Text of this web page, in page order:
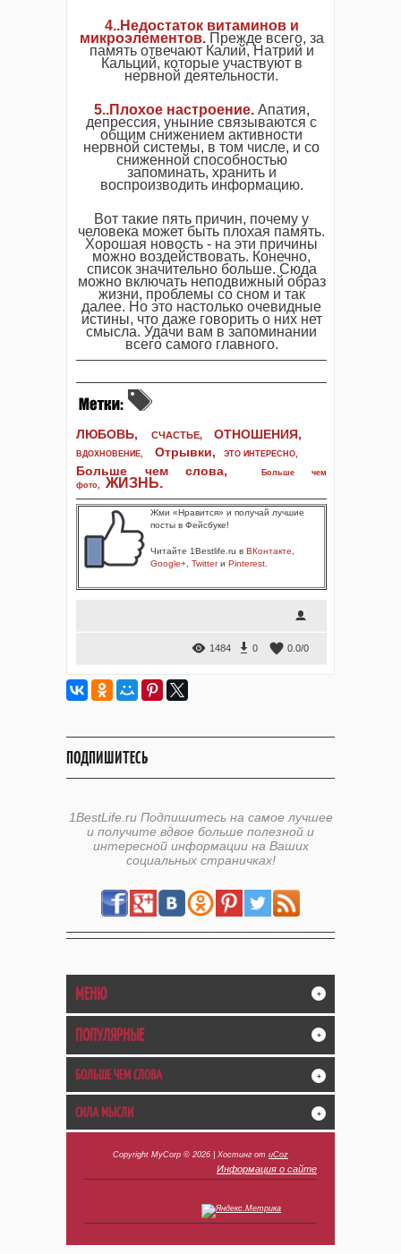
4..Недостаток витаминов и
микроэлементов. Прежде всего, за
память отвечают Калий, Натрий и
Кальций, которые участвуют в
нервной деятельности.
5..Плохое настроение.Апатия,
депрессия, уныние связываются с
общим снижением активности
нервной системы, в том числе, и со
сниженной способностью
запоминать, хранить и
воспроизводить информацию.
Вот такие пять причин, почему у
человека может быть плохая память.
Хорошая новость - на эти причины
можно воздействовать. Конечно,
список значительно больше. Сюда
можно включать неподвижный образ
жизни, проблемы со сном и так
далее. Но это настолько очевидные
истины, что даже говорить о них нет
смысла. Удачи вам в запоминании
всего самого главного.
ЛЮБОВЬ, СЧАСТЬЕ, ОТНОШЕНИЯ,
ВДОХНОВЕНИЕ, Отрывки, ЭТО ИНТЕРЕСНО,
Больше чем слова,
Больше чем
фото, ЖИЗНЬ.
Жми «Нравится» и получай лучшие
посты в Фейсбуке!
Читайте 1Bestlife.ru в ВКонтакте
Google+ Twitterи Pinterest
1484 0 0.0/0
ПОДПИШИТЕСЬ
1BestLife.ru Подпишитесь на самое лучшее
и получите вдвое больше полезной и
интересной информации на Ваших
социальных страничках!
МЕНЮ +
ПОПУЛЯРНЫЕ +
БОЛЬШЕ ЧЕМ СЛОВА +
СИЛА МЫСЛИ +
Copyright MyCorp © 2026 Хостинг от uCoz
Информация о сайте